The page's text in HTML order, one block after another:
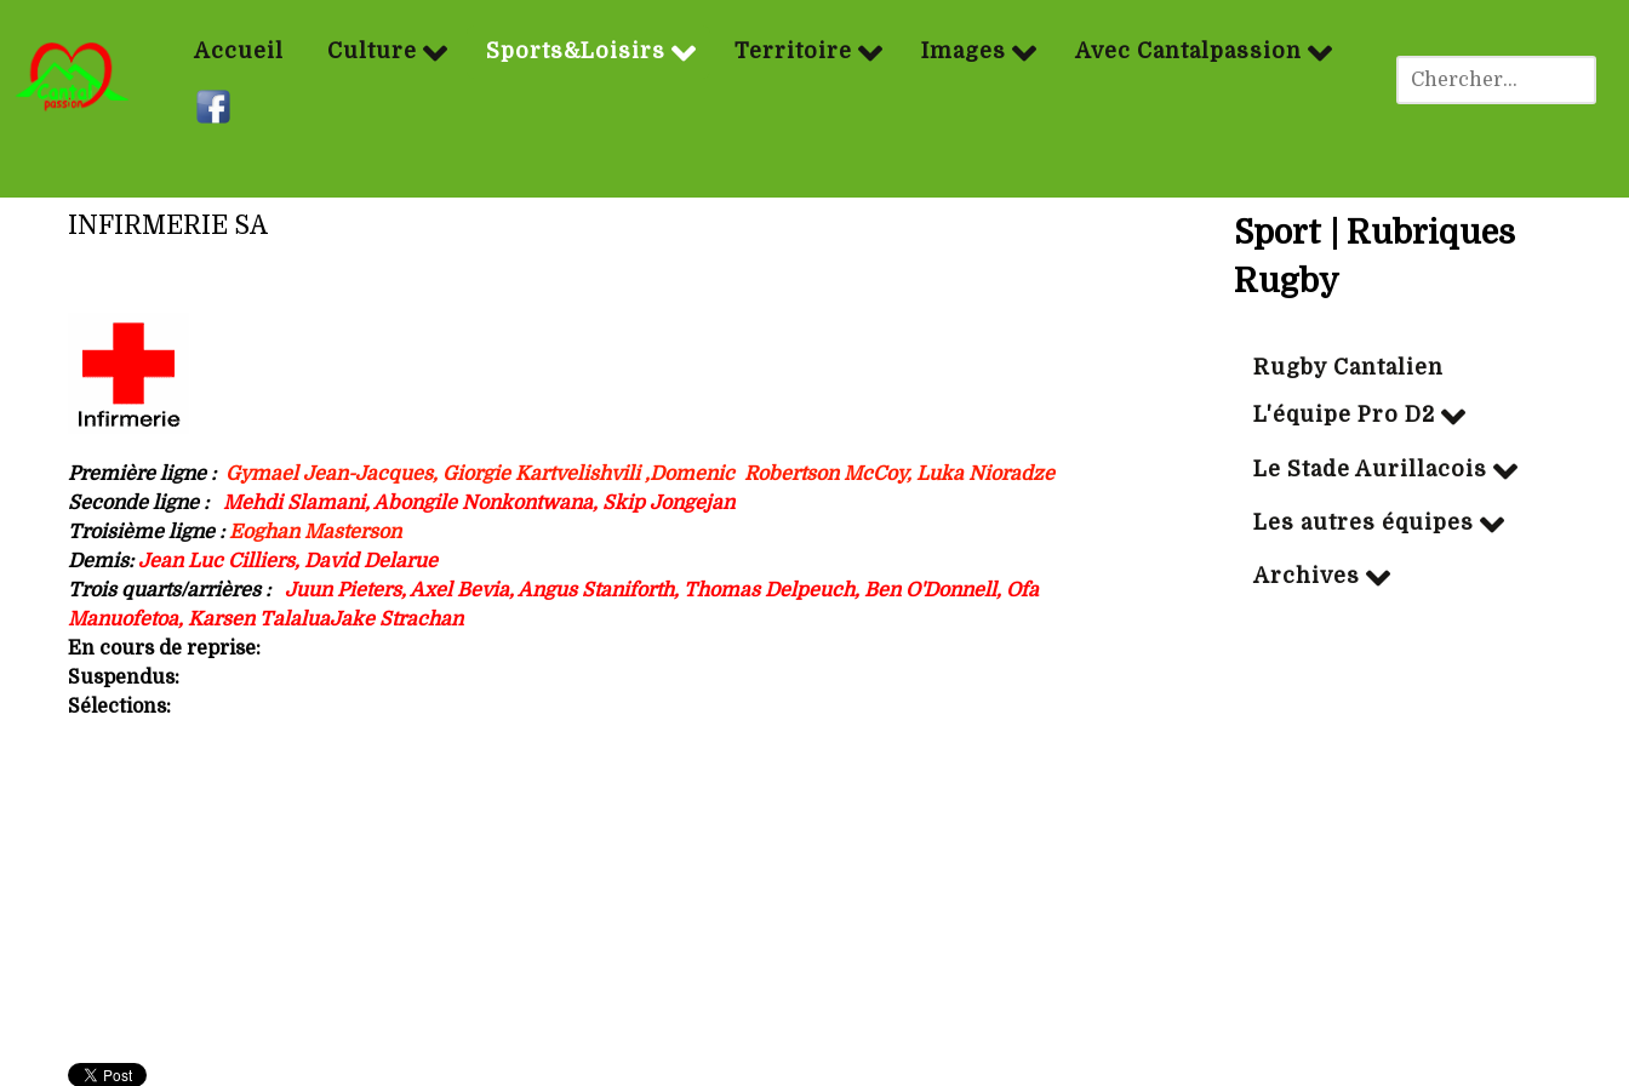
Accueil Culture Sports&Loisirs Territoire Images Avec Cantalpassion
INFIRMERIE SA
Première ligne :Gymael Jean-Jacques, Giorgie Kartvelishvili ,Domenic Robertson McCoy, Luka Nioradze
Seconde ligne :Mehdi Slamani, Abongile Nonkontwana, Skip Jongejan
Troisième ligne :Eoghan Masterson
Demis: Jean Luc Cilliers, David Delarue
Trois quarts/arrières :Juun Pieters, Axel Bevia, Angus Staniforth, Thomas Delpeuch, Ben O'Donnell, Ofa
Manuofetoa, Karsen TalaluaJake Strachan
En cours de reprise:
Suspendus:
Sélections:
Sport | Rubriques
Rugby
Rugby Cantalien
L'équipe Pro D2
Le Stade Aurillacois
Les autres équipes
Archives